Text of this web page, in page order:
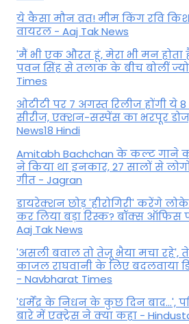
ये कैसा मौन व्रत! मीम किंग रवि
वायरल - Aaj Tak News
'मैं भी एक औरत हूं, मेरा भी मन होता
पवन सिंह से तलाक के बीच बोलीं
Times
ओटीटी पर 7 अगस्त रिलीज होंगी ये
सीरीज, एक्शन-सस्पेंस का भरपूर
News18 Hindi
Amitabh Bachchan के कल्ट गाने
ने किया था इनकार, 27 सालों से
गीत - Jagran
डायरेक्शन छोड़ 'हीरोगिरी' करेंगे
कर लिया बड़ा रिस्क? बॉक्स ऑफिस
Aaj Tak News
'असली बवाल तो तेजू भैया मचा रहे',
काजल राघवानी के लिए बदलवाया
- Navbharat Times
'धर्मेंद्र के निधन के कुछ दिन बाद...',
बारे में एक्ट्रेस ने क्या कहा -